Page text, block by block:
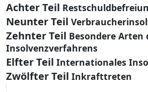
Achter Teil
Neunter Teil
Zehnter Teil Besondere Arten
Insolvenzverfahrens
Elfter Teil Internationales
Zwölfter Teil Inkrafttreten